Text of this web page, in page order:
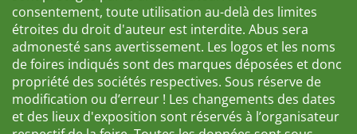
consentement, toute utilisation au-delà des limites
étroites du droit d'auteur est interdite. Abus sera
admonesté sans avertissement. Les logos et les noms
de foires indiqués sont des marques déposées et donc
propriété des sociétés respectives. Sous réserve de
modification ou d’erreur ! Les changements des dates
et des lieux d'exposition sont réservés à l’organisateur